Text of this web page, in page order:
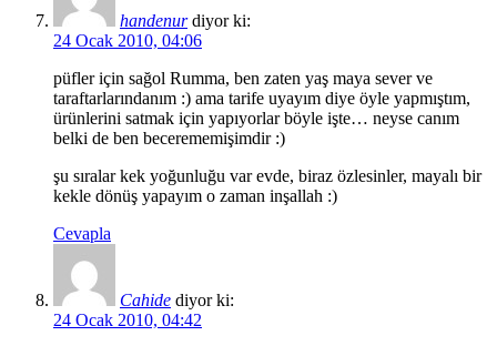
handenur diyor ki:
24 Ocak 2010, 04:06
püfler için sağol Rumma, ben zaten yaş maya sever ve
taraftarlarındanım :) ama tarife uyayım diye öyle yapmıştım,
ürünlerini satmak için yapıyorlar böyle işte… neyse canım
belki de ben becerememişimdir :)
şu sıralar kek yoğunluğu var evde, biraz özlesinler, mayalı bir
kekle dönüş yapayım o zaman inşallah :)
Cevapla
Cahide diyor ki:
24 Ocak 2010, 04:42